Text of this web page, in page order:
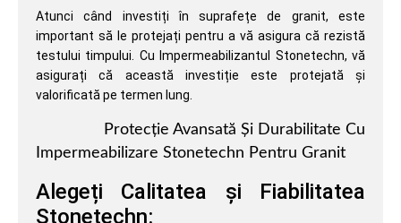
Atunci când investiți în suprafețe de granit, este
important să le protejați pentru a vă asigura că rezistă
testului timpului. Cu Impermeabilizantul Stonetechn, vă
asigurați că această investiție este protejată și
valorificată pe termen lung.
Protecție Avansată Și Durabilitate Cu
Impermeabilizare Stonetechn Pentru Granit
Alegeți Calitatea și Fiabilitatea
Stonetechn: